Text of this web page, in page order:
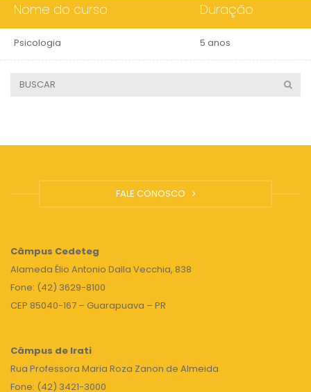
Nome do curso Duração
Psicologia 5 anos
FALE CONOSCO
Câmpus Cedeteg
Alameda Élio Antonio Dalla Vecchia, 838
Fone: (42) 3629-8100
CEP 85040-167 – Guarapuava – PR
Câmpus de Irati
Rua Professora Maria Roza Zanon de Almeida
Fone: (42) 3421-3000